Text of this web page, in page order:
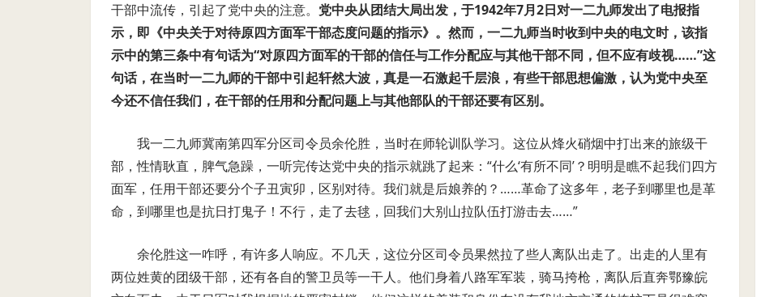
干部中流传，引起了党中央的注意。 党中央从团结大局出发，于1942年7月2日对一二九师发出了电报指
示，即《中央关于对待原四方面军干部态度问题的指示》。然而，一二九师当时收到中央的电文时，该指
示中的第三条中有句话为“对原四方面军的干部的信任与工作分配应与其他干部不同，但不应有歧视……”这
句话，在当时一二九师的干部中引起轩然大波，真是一石激起千层浪，有些干部思想偏激，认为党中央至
今还不信任我们，在干部的任用和分配问题上与其他部队的干部还要有区别。
我一二九师冀南第四军分区司令员余伦胜，当时在师轮训队学习。这位从烽火硝烟中打出来的旅级干
部，性情耿直，脾气急躁，一听完传达党中央的指示就跳了起来：“什么‘有所不同’？明明是瞧不起我们四方
面军，任用干部还要分个子丑寅卯，区别对待。我们就是后娘养的？……革命了这多年，老子到哪里也是革
命，到哪里也是抗日打鬼子！不行，走了去毬，回我们大别山拉队伍打游击去……”
余伦胜这一咋呼，有许多人响应。不几天，这位分区司令员果然拉了些人离队出走了。出走的人里有
两位姓黄的团级干部，还有各自的警卫员等一干人。他们身着八路军军装，骑马挎枪，离队后直奔鄂豫皖